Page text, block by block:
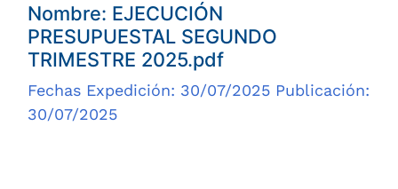
Nombre: EJECUCIÓN
PRESUPUESTAL SEGUNDO
TRIMESTRE 2025.pdf
Fechas Expedición: 30/07/2025 Publicación:
30/07/2025